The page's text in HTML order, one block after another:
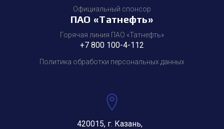
Официальный спонсор
ПАО «Татнефть»
Горячая линия ПАО «Татнефть»
+7 800 100-4-112
Политика обработки персональных данных
420015, г. Казань,